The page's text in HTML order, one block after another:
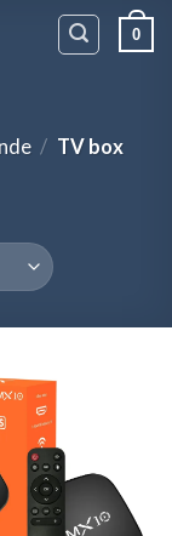
0
/ TV box